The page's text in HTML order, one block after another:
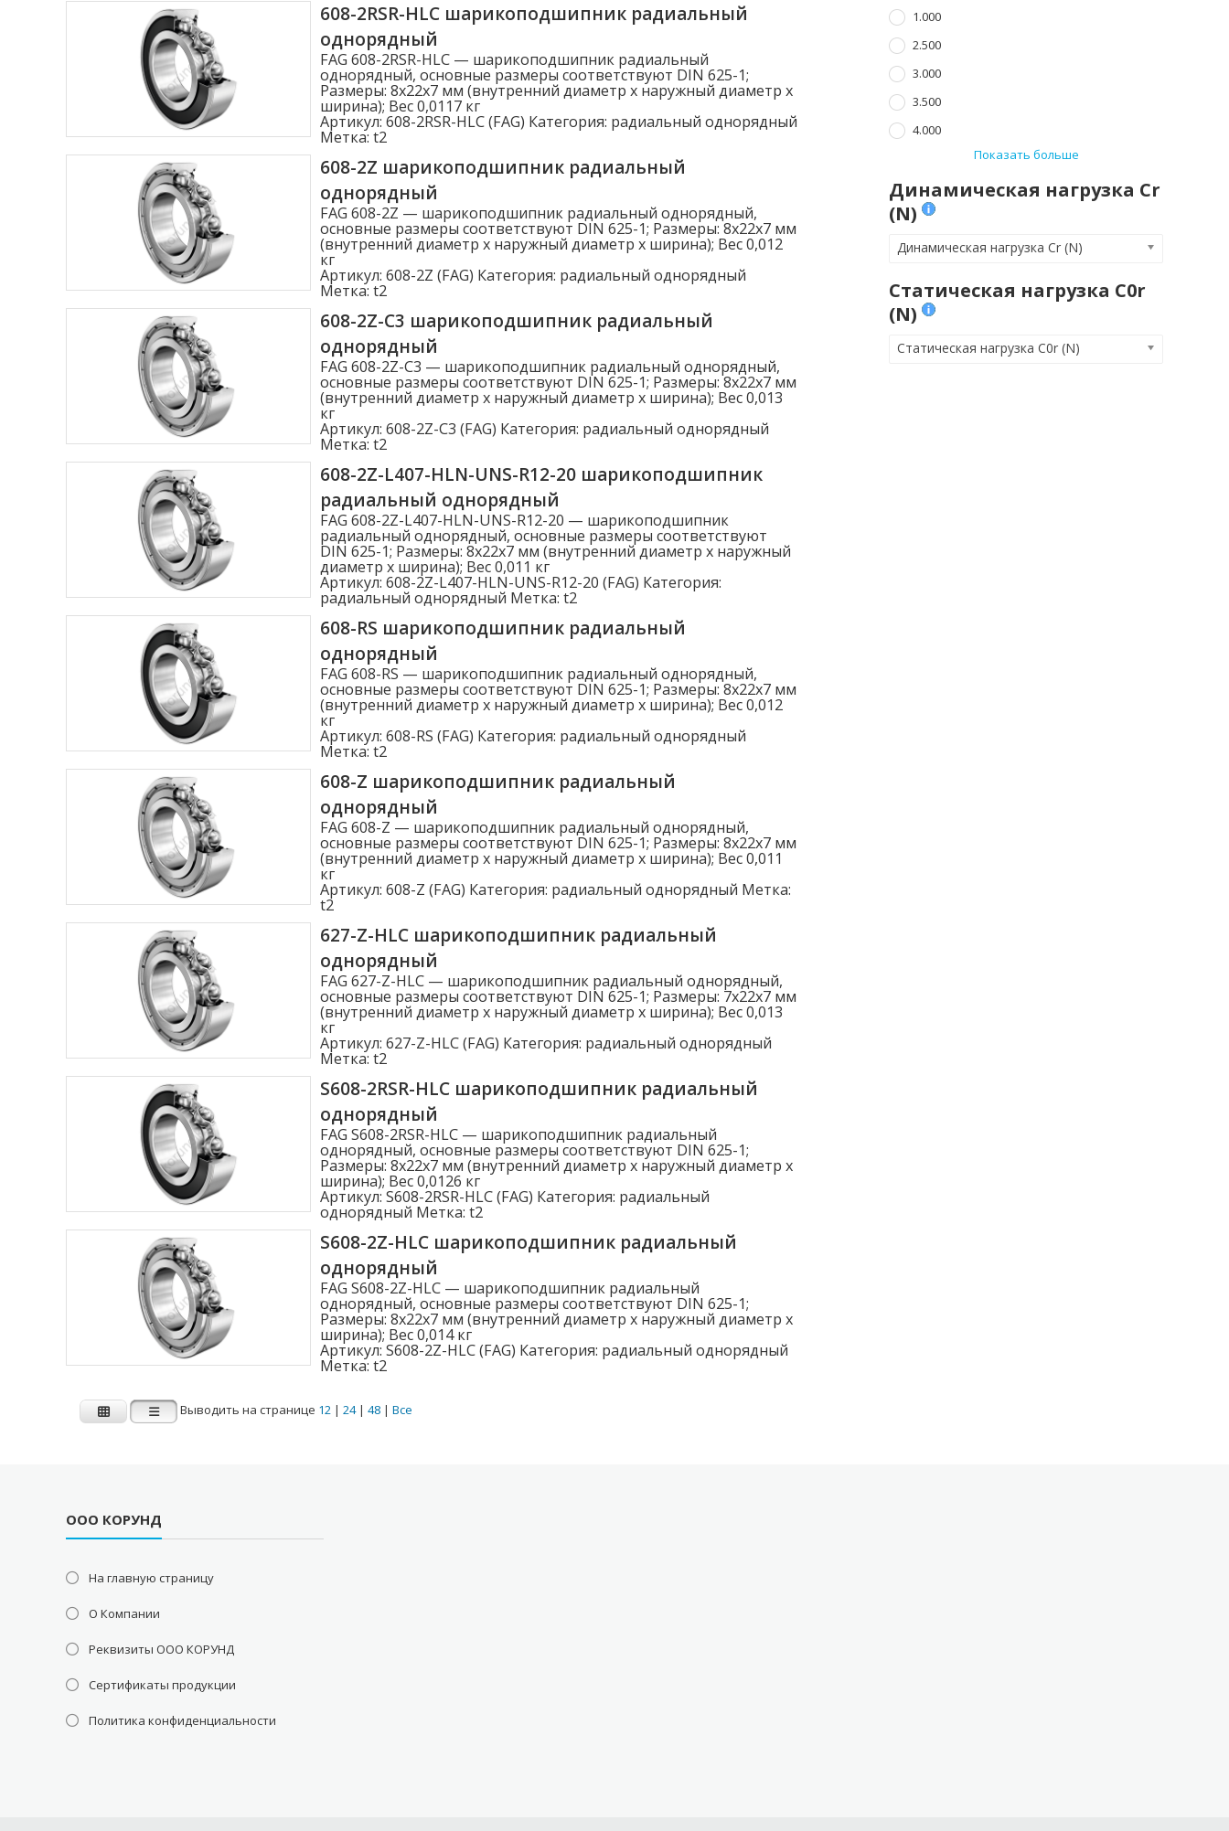
Статическая нагрузка C0r (N)
Статическая нагрузка C0r (N)
608-2RSR-HLC шарикоподшипник радиальный
однорядный
FAG 608-2RSR-HLC — шарикоподшипник радиальный
однорядный, основные размеры соответствуют DIN 625-1;
Размеры: 8x22x7 мм (внутренний диаметр x наружный диаметр x
ширина); Вес 0,0117 кг
Артикул: 608-2RSR-HLC (FAG) Категория: радиальный однорядный
Метка: t2
608-2Z шарикоподшипник радиальный
однорядный
FAG 608-2Z — шарикоподшипник радиальный однорядный,
основные размеры соответствуют DIN 625-1; Размеры: 8x22x7 мм
(внутренний диаметр x наружный диаметр x ширина); Вес 0,012
кг
Артикул: 608-2Z (FAG) Категория: радиальный однорядный
Метка: t2
608-2Z-C3 шарикоподшипник радиальный
однорядный
FAG 608-2Z-C3 — шарикоподшипник радиальный однорядный,
основные размеры соответствуют DIN 625-1; Размеры: 8x22x7 мм
(внутренний диаметр x наружный диаметр x ширина); Вес 0,013
кг
Артикул: 608-2Z-C3 (FAG) Категория: радиальный однорядный
Метка: t2
608-2Z-L407-HLN-UNS-R12-20 шарикоподшипник
радиальный однорядный
FAG 608-2Z-L407-HLN-UNS-R12-20 — шарикоподшипник
радиальный однорядный, основные размеры соответствуют
DIN 625-1; Размеры: 8x22x7 мм (внутренний диаметр x наружный
диаметр x ширина); Вес 0,011 кг
Артикул: 608-2Z-L407-HLN-UNS-R12-20 (FAG) Категория:
радиальный однорядный Метка: t2
608-RS шарикоподшипник радиальный
однорядный
FAG 608-RS — шарикоподшипник радиальный однорядный,
основные размеры соответствуют DIN 625-1; Размеры: 8x22x7 мм
(внутренний диаметр x наружный диаметр x ширина); Вес 0,012
кг
Артикул: 608-RS (FAG) Категория: радиальный однорядный
Метка: t2
608-Z шарикоподшипник радиальный
однорядный
FAG 608-Z — шарикоподшипник радиальный однорядный,
основные размеры соответствуют DIN 625-1; Размеры: 8x22x7 мм
(внутренний диаметр x наружный диаметр x ширина); Вес 0,011
кг
Артикул: 608-Z (FAG) Категория: радиальный однорядный Метка:
t2
627-Z-HLC шарикоподшипник радиальный
однорядный
FAG 627-Z-HLC — шарикоподшипник радиальный однорядный,
основные размеры соответствуют DIN 625-1; Размеры: 7x22x7 мм
(внутренний диаметр x наружный диаметр x ширина); Вес 0,013
кг
Артикул: 627-Z-HLC (FAG) Категория: радиальный однорядный
Метка: t2
S608-2RSR-HLC шарикоподшипник радиальный
однорядный
FAG S608-2RSR-HLC — шарикоподшипник радиальный
однорядный, основные размеры соответствуют DIN 625-1;
Размеры: 8x22x7 мм (внутренний диаметр x наружный диаметр x
ширина); Вес 0,0126 кг
Артикул: S608-2RSR-HLC (FAG) Категория: радиальный
однорядный Метка: t2
S608-2Z-HLC шарикоподшипник радиальный
однорядный
FAG S608-2Z-HLC — шарикоподшипник радиальный
однорядный, основные размеры соответствуют DIN 625-1;
Размеры: 8x22x7 мм (внутренний диаметр x наружный диаметр x
ширина); Вес 0,014 кг
Артикул: S608-2Z-HLC (FAG) Категория: радиальный однорядный
Метка: t2
Выводить на странице 12 | 24| 48 | Все
1.000
2.500
3.000
3.500
4.000
Показать больше
Динамическая нагрузка Cr
(N)
Динамическая нагрузка Cr (N)
Статическая нагрузка C0r
(N)
Статическая нагрузка C0r (N)
ООО КОРУНД
На главную страницу
О Компании
Реквизиты ООО КОРУНД
Сертификаты продукции
Политика конфиденциальности